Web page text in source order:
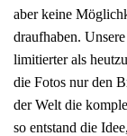
aber keine
draufhaben.
limitierter als
die Fotos nur den
der Welt die
so entstand die